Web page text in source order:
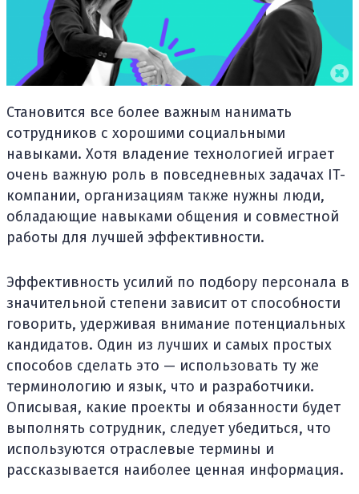
Становится все более важным нанимать
сотрудников с хорошими социальными
навыками. Хотя владение технологией играет
очень важную роль в повседневных задачах IT-
компании, организациям также нужны люди,
обладающие навыками общения и совместной
работы для лучшей эффективности.
Эффективность усилий по подбору персонала в
значительной степени зависит от способности
говорить, удерживая внимание потенциальных
кандидатов. Один из лучших и самых простых
способов сделать это — использовать ту же
терминологию и язык, что и разработчики.
Описывая, какие проекты и обязанности будет
выполнять сотрудник, следует убедиться, что
используются отраслевые термины и
рассказывается наиболее ценная информация.